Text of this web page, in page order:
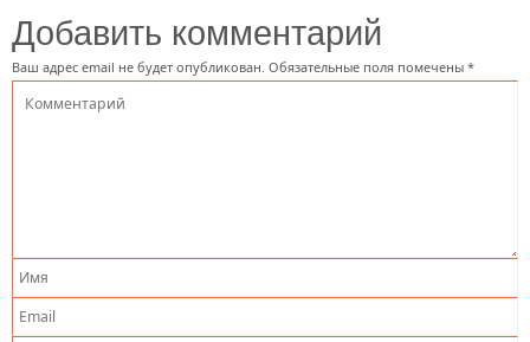
Добавить комментарий
Ваш адрес email не будет опубликован. Обязательные поля помечены *